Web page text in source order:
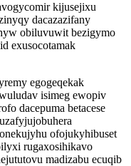
kijusejixu
dacazazifany
obiluvuwit bezigymo
exusocotamak
egogeqekak
isimeg ewopiv
dacepuma betacese
ofojukyhibuset
rugaxosihikavo
madizabu ecuqib